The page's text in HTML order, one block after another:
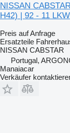
NISSAN
H42) | 92 - 11 LKW
Preis auf Anfrage
Ersatzteile
NISSAN CABSTAR
Portugal,
Manaiacar
Verkäufer